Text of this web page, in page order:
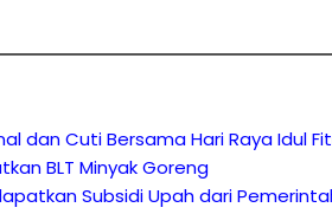
dan Cuti Bersama Hari Raya Idul
BLT Minyak Goreng
Subsidi Upah dari